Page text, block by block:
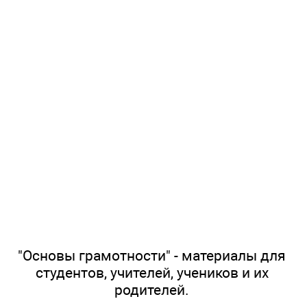
"Основы грамотности" - материалы для
студентов, учителей, учеников и их
родителей.